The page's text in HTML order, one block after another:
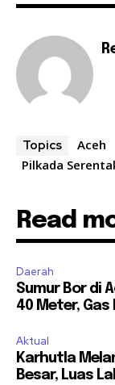
Topics Aceh
Pilkada
Read
Daerah
Sumur Bor di
40 Meter, Gas
Aktual
Karhutla
Besar, Luas